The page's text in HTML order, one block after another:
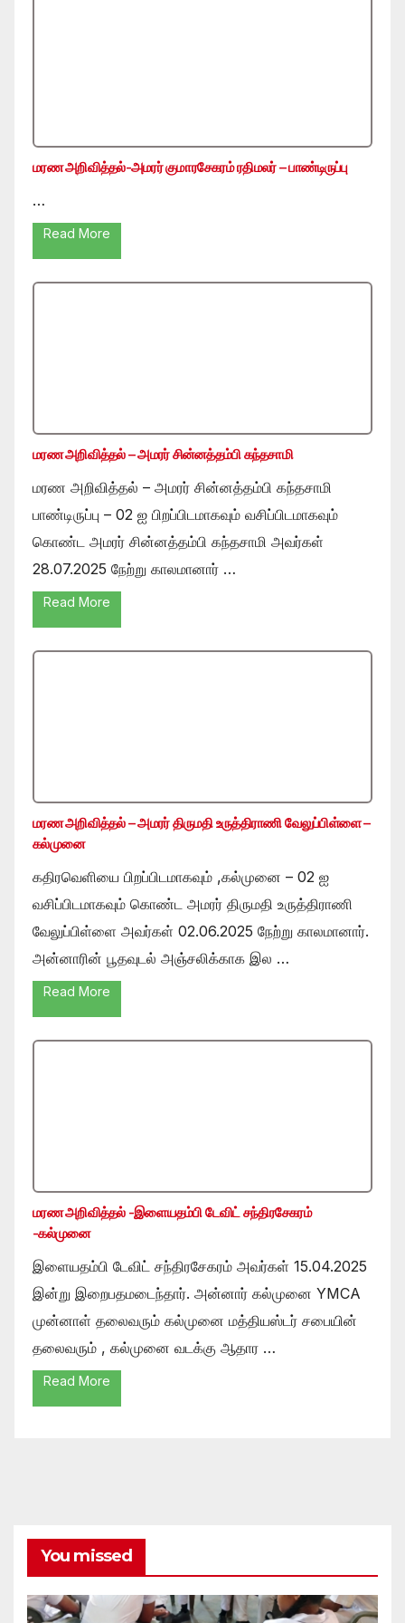
மரண அறிவித்தல்-அமரர் குமாரசேகரம் ரதிமலர் – பாண்டிருப்பு
…
Read More
மரண அறிவித்தல் – அமரர் சின்னத்தம்பி கந்தசாமி
மரண அறிவித்தல் – அமரர் சின்னத்தம்பி கந்தசாமி
பாண்டிருப்பு – 02 ஐ பிறப்பிடமாகவும் வசிப்பிடமாகவும்
கொண்ட அமரர் சின்னத்தம்பி கந்தசாமி அவர்கள்
28.07.2025 நேற்று காலமானார் …
Read More
மரண அறிவித்தல் – அமரர் திருமதி உருத்திராணி வேலுப்பிள்ளை –
கல்முனை
கதிரவெளியை பிறப்பிடமாகவும் ,கல்முனை – 02 ஐ
வசிப்பிடமாகவும் கொண்ட அமரர் திருமதி உருத்திராணி
வேலுப்பிள்ளை அவர்கள் 02.06.2025 நேற்று காலமானார்.
அன்னாரின் பூதவுடல் அஞ்சலிக்காக இல …
Read More
மரண அறிவித்தல் -இளையதம்பி டேவிட் சந்திரசேகரம்
-கல்முனை
இளையதம்பி டேவிட் சந்திரசேகரம் அவர்கள் 15.04.2025
இன்று இறைபதமடைந்தார். அன்னார் கல்முனை YMCA
முன்னாள் தலைவரும் கல்முனை மத்தியஸ்டர் சபையின்
தலைவரும் , கல்முனை வடக்கு ஆதார …
Read More
You missed